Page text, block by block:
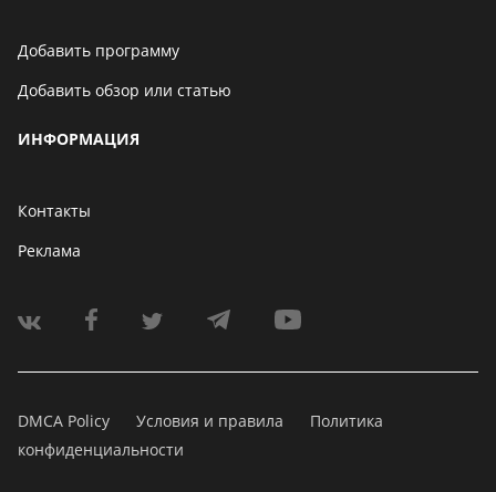
Добавить программу
Добавить обзор или статью
ИНФОРМАЦИЯ
Контакты
Реклама
DMCA Policy Условия и правила
Политика
конфиденциальности